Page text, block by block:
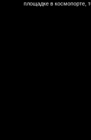
площадке в космопорте,